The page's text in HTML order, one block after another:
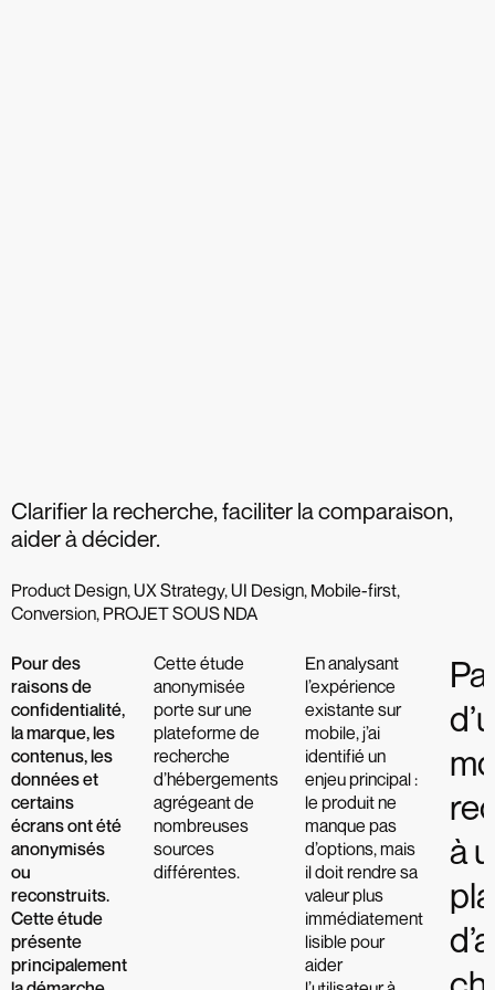
Clarifier la recherche, faciliter la comparaison,
aider à décider.
Product Design, UX Strategy, UI Design, Mobile-first,
Conversion, PROJET SOUS NDA
Pour des
raisons de
confidentialité,
la marque, les
contenus, les
données et
certains
écrans ont été
anonymisés
ou
reconstruits.
Cette étude
présente
principalement
Cette étude
anonymisée
porte sur une
plateforme de
recherche
d’hébergements
agrégeant de
nombreuses
sources
différentes.
En analysant
l’expérience
existante sur
mobile, j’ai
identifié un
enjeu principal :
le produit ne
manque pas
d’options, mais
il doit rendre sa
valeur plus
immédiatement
lisible pour
aider
à